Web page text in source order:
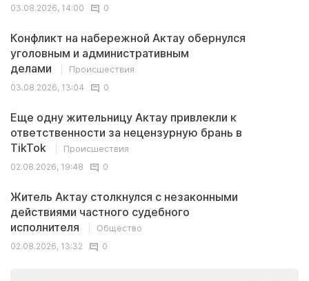
03.08.2026, 14:00
0
Конфликт на набережной Актау обернулся
уголовным и административным
делами
Происшествия
03.08.2026, 13:04
0
Еще одну жительницу Актау привлекли к
ответственности за нецензурную брань в
TikTok
Происшествия
02.08.2026, 19:48
0
Житель Актау столкнулся с незаконными
действиями частного судебного
исполнителя
Общество
02.08.2026, 13:32
0